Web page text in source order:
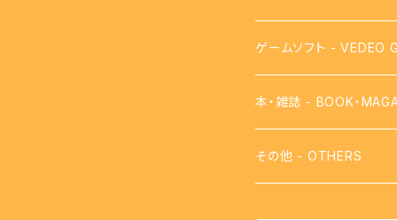
ゲームソフト - VEDEO
【FC】ファミコン -
【FDS】ディスクシステ
本・雑誌 - BOOK・
攻略本
その他 - OTHERS